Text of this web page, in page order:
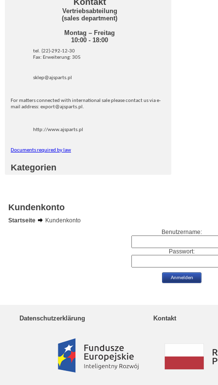
Kontakt
Vertriebsabteilung
(sales department)
Montag – Freitag
10:00 - 18:00
tel. (22)-292-12-30
Fax: Erweiterung: 305
sklep@ajsparts.pl
For matters connected with international sale please contact us via e-
mail address: export@ajsparts.pl.
http://www.ajsparts.pl
Documents required by law
Kategorien
Kundenkonto
Startseite
Kundenkonto
Benutzername:
Passwort:
Datenschutzerklärung Kontakt